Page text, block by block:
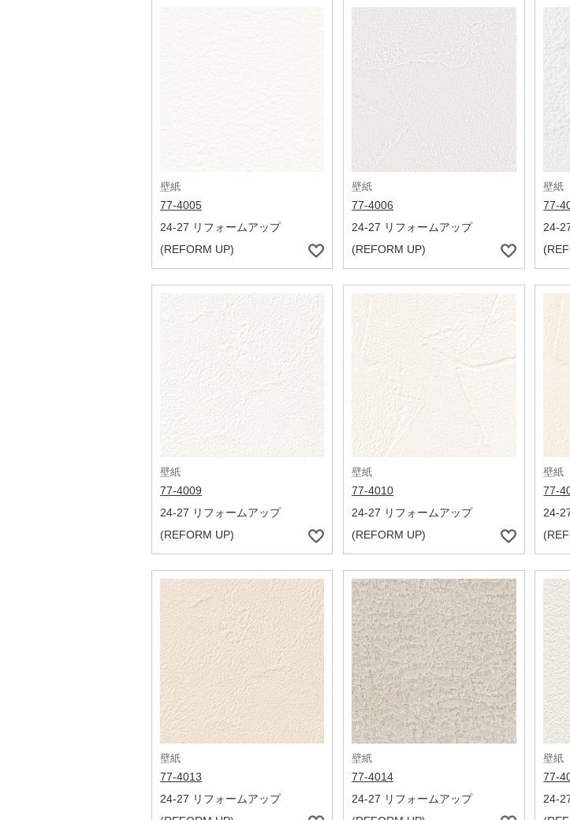
壁紙
77-4005
24-27 リフォームアップ
(REFORM UP)
壁紙
77-4006
24-27 リフォームアップ
(REFORM UP)
壁紙
77-
24-
壁紙
77-4009
24-27 リフォームアップ
(REFORM UP)
壁紙
77-4010
24-27 リフォームアップ
(REFORM UP)
壁紙
77-
24-
壁紙
77-4013
24-27 リフォームアップ
壁紙
77-4014
24-27 リフォームアップ
壁紙
77-
24-